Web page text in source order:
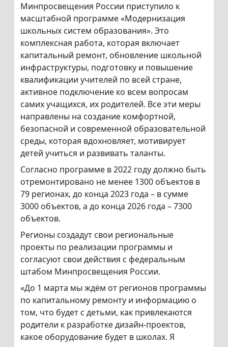
Минпросвещения России приступило к
масштабной программе «Модернизация
школьных систем образования». Это
комплексная работа, которая включает
капитальный ремонт, обновление школьной
инфраструктуры, подготовку и повышение
квалификации учителей по всей стране,
активное подключение ко всем вопросам
самих учащихся, их родителей. Все эти меры
направлены на создание комфортной,
безопасной и современной образовательной
среды, которая вдохновляет, мотивирует
детей учиться и развивать таланты.
Согласно программе в 2022 году должно быть
отремонтировано не менее 1300 объектов в
79 регионах, до конца 2023 года – в сумме
3000 объектов, а до конца 2026 года – 7300
объектов.
Регионы создадут свои региональные
проекты по реализации программы и
согласуют свои действия с федеральным
штабом Минпросвещения России.
«До 1 марта мы ждём от регионов программы
по капитальному ремонту и информацию о
том, что будет с детьми, как привлекаются
родители к разработке дизайн-проектов,
какое оборудование будет в школах. Я